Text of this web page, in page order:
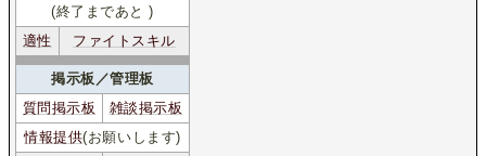
適性 ファイトスキル
(終了まであと)
掲示板／管理板
質問掲示板
雑談掲示板
情報提供(お願いします)